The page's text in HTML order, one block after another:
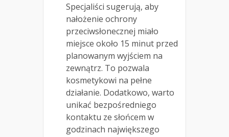
Specjaliści sugerują, aby
nałożenie ochrony
przeciwsłonecznej miało
miejsce około 15 minut przed
planowanym wyjściem na
zewnątrz. To pozwala
kosmetykowi na pełne
działanie. Dodatkowo, warto
unikać bezpośredniego
kontaktu ze słońcem w
godzinach największego